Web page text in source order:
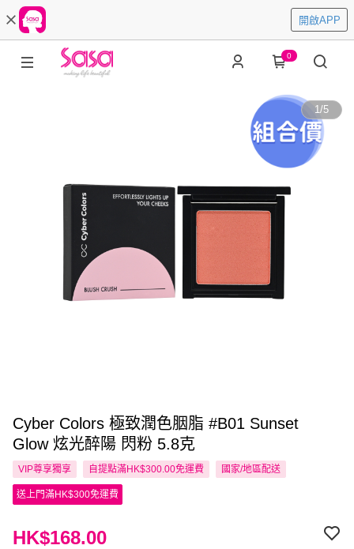
開啟APP
0
1/5
Cyber Colors 極致潤色胭脂 #B01 Sunset
Glow 炫光醉陽 閃粉 5.8克
VIP尊享獨享 自提點滿HK$300.00免運費 國家/地區配送
送上門滿HK$300免運費
HK$168.00